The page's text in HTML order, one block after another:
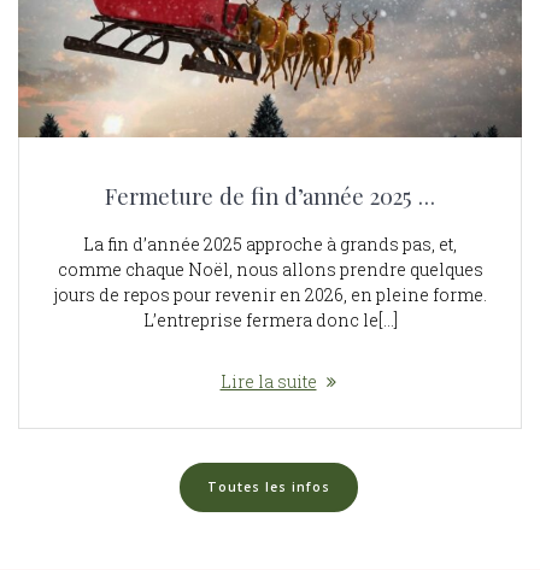
Fermeture de fin d’année 2025 …
La fin d’année 2025 approche à grands pas, et,
comme chaque Noël, nous allons prendre quelques
jours de repos pour revenir en 2026, en pleine forme.
L’entreprise fermera donc le[…]
Lire la suite
Toutes les infos